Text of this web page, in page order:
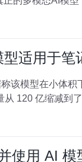
适用于笔
该模型在小体
120 亿缩减到
使用 AI 模